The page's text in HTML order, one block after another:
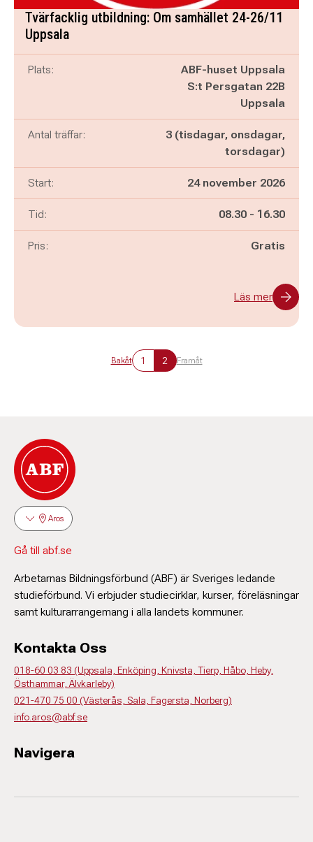
Tvärfacklig utbildning: Om samhället 24-26/11
Uppsala
Plats:
ABF-huset Uppsala
S:t Persgatan 22B
Uppsala
Antal träffar:
3 (tisdagar, onsdagar,
torsdagar)
Start: 24 november 2026
Tid: Pågår mellan
08.30 - och
16.30
Pris: Gratis
Läs mer
Bakåt 1 2 Framåt
Aros
Gå till abf.se
Arbetarnas Bildningsförbund (ABF) är Sveriges ledande
studieförbund. Vi erbjuder studiecirklar, kurser, föreläsningar
samt kulturarrangemang i alla landets kommuner.
Kontakta Oss
018-60 03 83 (Uppsala, Enköping, Knivsta, Tierp, Håbo, Heby,
Östhammar, Älvkarleby)
021-470 75 00 (Västerås, Sala, Fagersta, Norberg)
info.aros@abf.se
Navigera